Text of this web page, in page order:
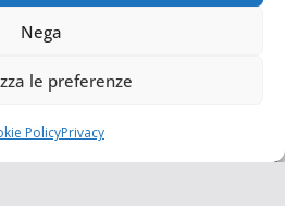
Nega
le preferenze
PolicyPrivacy
Giovani. Tutti i diritti riservati.
Powered byWordPress.